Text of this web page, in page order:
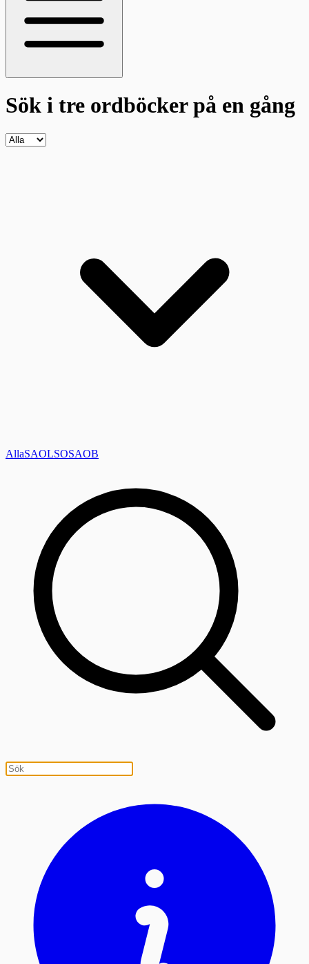
Sök i tre ordböckerpå en gång
AllaSAOLSOSAOB